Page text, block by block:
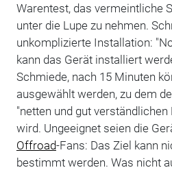
Warentest, das vermeintliche
unter die Lupe zu nehmen.
unkomplizierte Installation:
kann das Gerät installiert
Schmiede, nach 15 Minuten
ausgewählt werden, zu dem
"netten und gut
wird. Ungeeignet seien die
Offroad-Fans: Das Ziel kann
bestimmt werden. Was nicht